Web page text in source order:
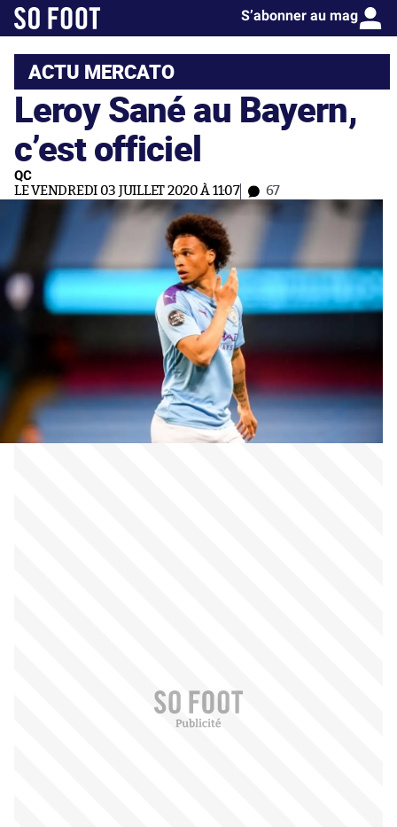
S’abonner au mag
ACTU MERCATO
Leroy Sané au Bayern,
c’est officiel
QC
LE VENDREDI 03 JUILLET 2020 À 11:07 67